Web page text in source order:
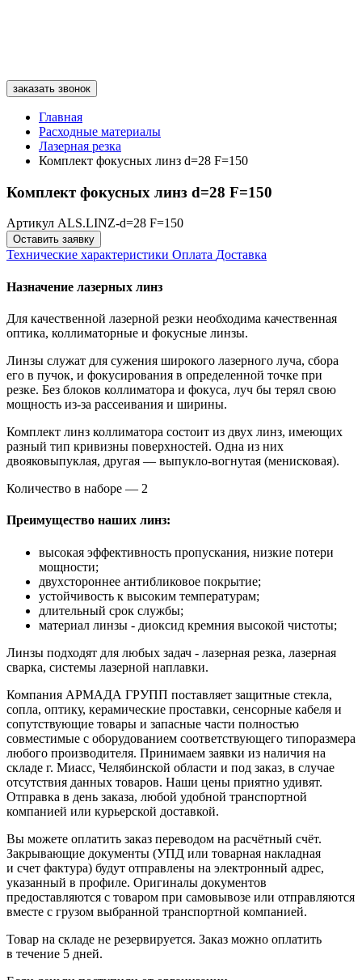
заказать звонок
Главная
Расходные материалы
Лазерная резка
Комплект фокусных линз d=28 F=150
Комплект фокусных линз d=28 F=150
Артикул ALS.LINZ-d=28 F=150
Оставить заявку
Технические характеристики Оплата Доставка
Назначение лазерных линз
Для качественной лазерной резки необходима качественная
оптика, коллиматорные и фокусные линзы.
Линзы служат для сужения широкого лазерного луча, сбора
его в пучок, и фокусирования в определенной точке при
резке. Без блоков коллиматора и фокуса, луч бы терял свою
мощность из-за рассеивания и ширины.
Комплект линз коллиматора состоит из двух линз, имеющих
разный тип кривизны поверхностей. Одна из них
двояковыпуклая, другая — выпукло-вогнутая (менисковая).
Количество в наборе — 2
Преимущество наших линз:
высокая эффективность пропускания, низкие потери
мощности;
двухстороннее антибликовое покрытие;
устойчивость к высоким температурам;
длительный срок службы;
материал линзы - диоксид кремния высокой чистоты;
Линзы подходят для любых задач - лазерная резка, лазерная
сварка, системы лазерной наплавки.
Компания АРМАДА ГРУПП поставляет защитные стекла,
сопла, оптику, керамические проставки, сенсорные кабеля и
сопутствующие товары и запасные части полностью
совместимые с оборудованием соответствующего типоразмера
любого производителя. Принимаем заявки из наличия на
складе г. Миасс, Челябинской области и под заказ, в случае
отсутствия данных товаров. Наши цены приятно удивят.
Отправка в день заказа, любой удобной транспортной
компанией или курьерской доставкой.
Вы можете оплатить заказ переводом на расчётный счёт.
Закрывающие документы (УПД или товарная накладная
и счет фактура) будут отправлены на электронный адрес,
указанный в профиле. Оригиналы документов
предоставляются с товаром при самовывозе или отправляются
вместе с грузом выбранной транспортной компанией.
Товар на складе не резервируется. Заказ можно оплатить
в течение 5 дней.